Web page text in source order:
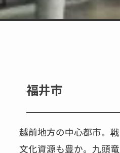
福井市
越前地方の中心都市。
文化資源も豊か。九頭